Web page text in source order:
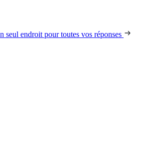
seul endroit pour toutes vos réponses